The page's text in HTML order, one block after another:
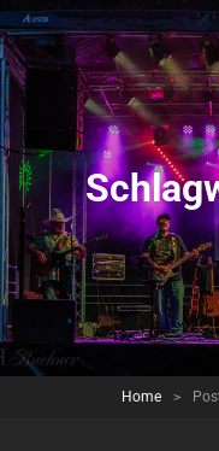
Mountaineros
Countrymusic Aus Der
Home >